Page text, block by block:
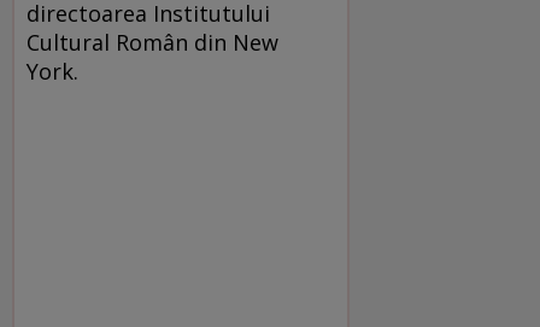
directoarea Institutului
Cultural Român din New
York.